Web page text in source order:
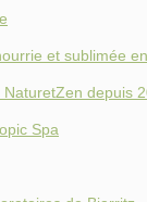
et sublimée
depuis
Spa